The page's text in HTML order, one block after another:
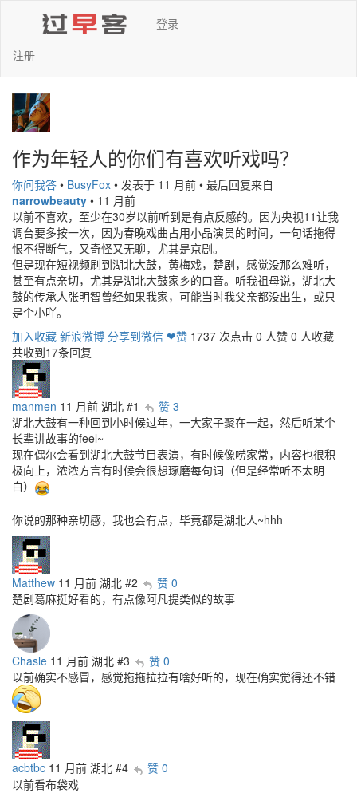
登录
注册
作为年轻人的你们有喜欢听戏吗？
你问我答 • BusyFox • 发表于 11 月前 • 最后回复来自
narrowbeauty • 11 月前
以前不喜欢，至少在30岁以前听到是有点反感的。因为央视11让我
调台要多按一次，因为春晚戏曲占用小品演员的时间，一句话拖得
恨不得断气，又奇怪又无聊，尤其是京剧。
但是现在短视频刷到湖北大鼓，黄梅戏，楚剧，感觉没那么难听，
甚至有点亲切，尤其是湖北大鼓家乡的口音。听我祖母说，湖北大
鼓的传承人张明智曾经如果我家，可能当时我父亲都没出生，或只
是个小吖。
加入收藏 新浪微博 分享到微信 ❤赞 1737 次点击 0 人赞 0 人收藏
共收到17条回复
manmen 11 月前 湖北 #1
赞 3
湖北大鼓有一种回到小时候过年，一大家子聚在一起，然后听某个
长辈讲故事的feel~
现在偶尔会看到湖北大鼓节目表演，有时候像唠家常，内容也很积
极向上，浓浓方言有时候会很想琢磨每句词（但是经常听不太明
白）
你说的那种亲切感，我也会有点，毕竟都是湖北人~hhh
Matthew 11 月前 湖北 #2
赞 0
楚剧葛麻挺好看的，有点像阿凡提类似的故事
Chasle 11 月前 湖北 #3
赞 0
以前确实不感冒，感觉拖拖拉拉有啥好听的，现在确实觉得还不错
acbtbc 11 月前 湖北 #4
赞 0
以前看布袋戏